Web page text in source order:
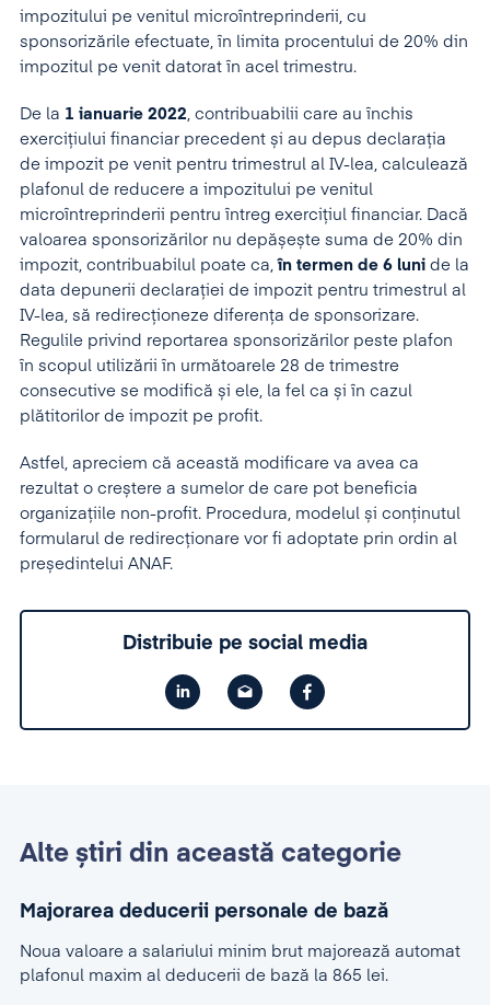
impozitului pe venitul microîntreprinderii, cu
sponsorizările efectuate, în limita procentului de 20% din
impozitul pe venit datorat în acel trimestru.
De la 1 ianuarie 2022 , contribuabilii care au închis
exercițiului financiar precedent și au depus declarația
de impozit pe venit pentru trimestrul al IV-lea, calculează
plafonul de reducere a impozitului pe venitul
microîntreprinderii pentru întreg exercițiul financiar. Dacă
valoarea sponsorizărilor nu depășește suma de 20% din
impozit, contribuabilul poate ca,în termen de 6 luni de la
data depunerii declarației de impozit pentru trimestrul al
IV-lea, să redirecționeze diferența de sponsorizare.
Regulile privind reportarea sponsorizărilor peste plafon
în scopul utilizării în următoarele 28 de trimestre
consecutive se modifică și ele, la fel ca și în cazul
plătitorilor de impozit pe profit.
Astfel, apreciem că această modificare va avea ca
rezultat o creștere a sumelor de care pot beneficia
organizațiile non-profit. Procedura, modelul și conținutul
formularul de redirecționare vor fi adoptate prin ordin al
președintelui ANAF.
Distribuie pe social media
Alte știri din această categorie
Majorarea deducerii personale de bază
Noua valoare a salariului minim brut majorează automat
plafonul maxim al deducerii de bază la 865 lei.